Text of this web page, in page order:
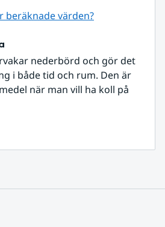
beräknade värden?
nederbörd och gör det
i både tid och rum. Den är
när man vill ha koll på